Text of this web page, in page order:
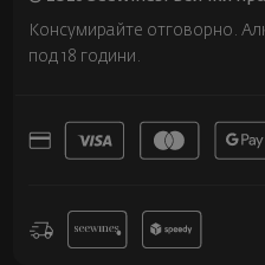
Консумирайте отговорно.
под 18 години.